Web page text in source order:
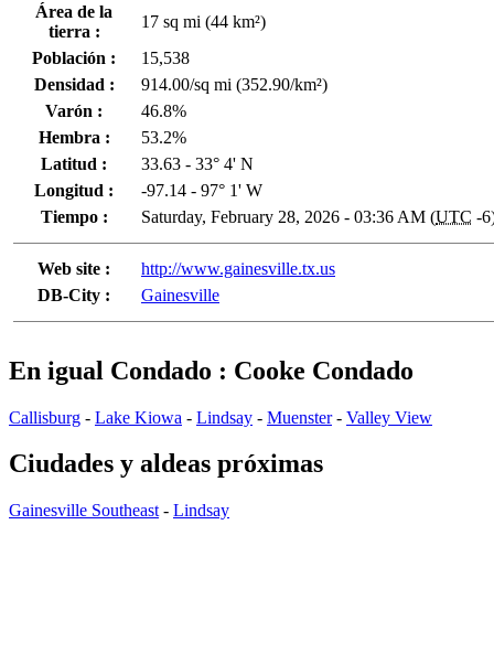
Área de la
tierra :
17 sq mi (44 km²)
Población :
15,538
Densidad :
914.00/sq mi (352.90/km²)
Varón :
46.8%
Hembra :
53.2%
Latitud :
33.63 - 33° 4' N
Longitud :
-97.14 - 97° 1' W
Tiempo :
Saturday, February 28, 2026 - 03:36 AM (UTC -
Web site :
http://www.gainesville.tx.us
DB-City :
Gainesville
En igual Condado : Cooke Condado
Callisburg - Lake Kiowa - Lindsay - Muenster- Valley View
Ciudades y aldeas próximas
Gainesville Southeast - Lindsay